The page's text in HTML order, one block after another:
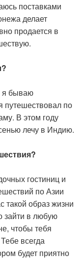
поставками
делает
продается в
я бываю
путешествовал по
В этом году
лечу в Индию.
гостиниц и
по Азии
такой образ жизни
зайти в любую
чтобы тебя
всегда
будет приятно